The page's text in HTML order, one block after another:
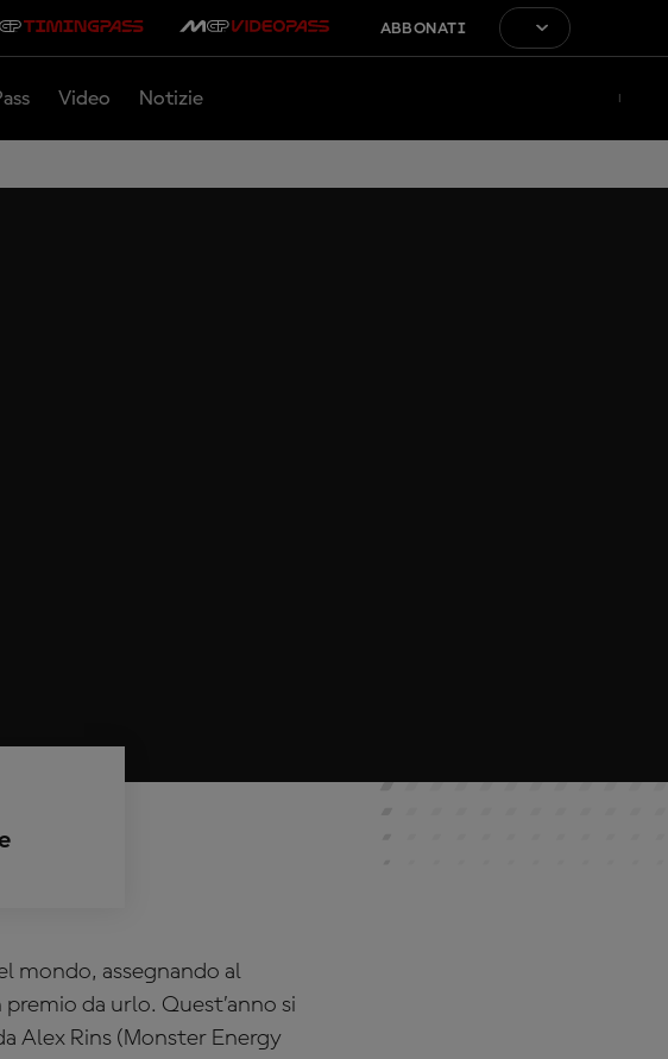
ABBONATI
Video Notizie
mondo, assegnando al
da urlo. Quest’anno si
Alex Rins (Monster Energy